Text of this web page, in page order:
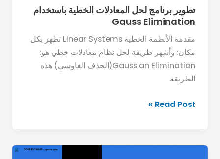
تطوير برنامج لحل المعادلات الخطية باستخدام
Gauss Elimination
مقدمة الأنظمة الخطية Linear Systems تظهر بكل
مكان: وأشهر طريقة لحل نظام معادلات خطي هو:
Gaussian Elimination(الحذف الغاوسي) هذه
الطريقة
تطوير
برنامج
لحل
المعادلات
الخطية
باستخدام
Elimination
Read Post »